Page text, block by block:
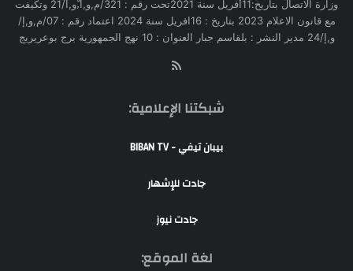
وزارة الاتصال بتاريخ:11أفريل سنة 2021تحت رقم : 321/م,و,ا,ّو,ا/21 وتكيفت
مع قانون الاعلام 2023 بتاريخ : 16افريل سنة 2024 اعتماد رقم : 07/م,و,إ/
و,إ/24 مدير النشر : بلقاسم جبار العنوان : 10 نهج الجمهورية برج بوعريريج
شبكتنا الإعلامية:
بيبان تيفي - BIBAN TV
جادت للإشهار
جادت نيوز
لغة الموقع: